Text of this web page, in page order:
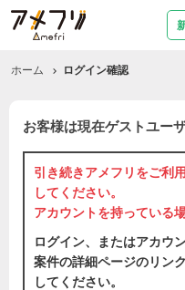
ホーム ログイン確認
お客様は現在ゲストユー
引き続きアメフリをご利
してください。
アカウントを持っている
ログイン、またはアカウ
案件の詳細ページのリン
してください。